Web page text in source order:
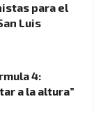
para el
Luis
4:
a la altura”